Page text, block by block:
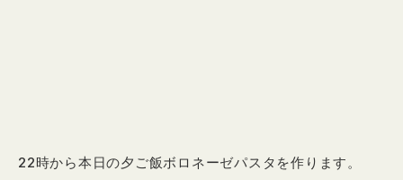
22時から本日の夕ご飯ボロネーゼパスタを作ります。